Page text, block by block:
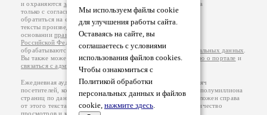
Мы используем файлы cookie
для улучшения работы сайта.
Оставаясь на сайте, вы
соглашаетесь с условиями
использования файлов cookies.
Чтобы ознакомиться с
Политикой обработки
персональных данных и файлов
cookie, нажмите здесь.
и охраняются законом
. Перепечатка произведений возможна
только с согласия его автора, к которому вы можете
обратиться на его авторской странице. Ответственность за
тексты произведений авторы несут самостоятельно на
основанииправил публикацииизаконодательства
Российской Федерации
обрабатываются на основанииПолитики обработки персональных данных
Вы также можете посмотреть более подробнуюинформацию о портале и
связаться с администрацией
Ежедневная аудитория портала Проза.ру – порядка 100 тысяч
посетителей, которые в общей сумме просматривают более полумиллиона
страниц по данным счетчика посещаемости, который расположен справа
от этого текста. В каждой графе указано по две цифры: количество
просмотров и количество посетителей.